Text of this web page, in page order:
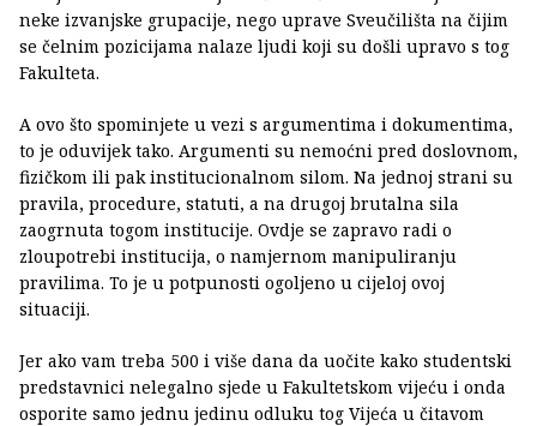
neke izvanjske grupacije, nego uprave Sveučilišta na čijim
se čelnim pozicijama nalaze ljudi koji su došli upravo s tog
Fakulteta.
A ovo što spominjete u vezi s argumentima i dokumentima,
to je oduvijek tako. Argumenti su nemoćni pred doslovnom,
fizičkom ili pak institucionalnom silom. Na jednoj strani su
pravila, procedure, statuti, a na drugoj brutalna sila
zaogrnuta togom institucije. Ovdje se zapravo radi o
zloupotrebi institucija, o namjernom manipuliranju
pravilima. To je u potpunosti ogoljeno u cijeloj ovoj
situaciji.
Jer ako vam treba 500 i više dana da uočite kako studentski
predstavnici nelegalno sjede u Fakultetskom vijeću i onda
osporite samo jednu jedinu odluku tog Vijeća u čitavom